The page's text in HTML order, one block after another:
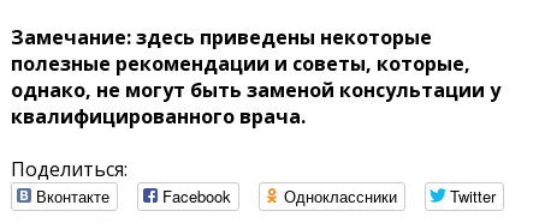
Замечание: здесь приведены некоторые
полезные рекомендации и советы, которые,
однако, не могут быть заменой консультации у
квалифицированного врача.
Поделиться:
Вконтакте Facebook Одноклассники
Twitter